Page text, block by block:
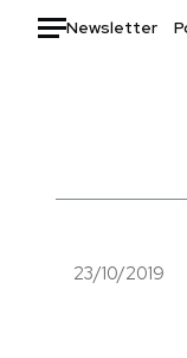
Newsletter
Italia
Politica
23/10/2019